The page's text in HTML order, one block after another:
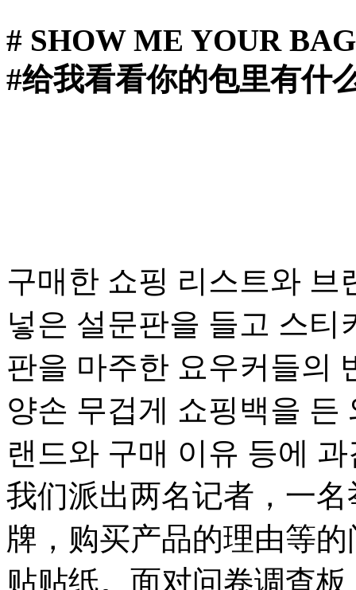
# SHOW ME YOUR
#给我看看你的包里有什
구매한 쇼핑 리스트와 브
넣은 설문판을 들고 스티
판을 마주한 요우커들의
양손 무겁게 쇼핑백을 든
랜드와 구매 이유 등에
我们派出两名记者，一
牌，购买产品的理由等
贴贴纸。面对问卷调查